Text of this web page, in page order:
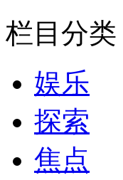
栏目分类
娱乐
探索
焦点